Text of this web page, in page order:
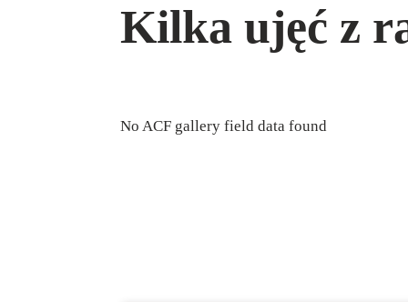
Kilka ujęć z
No ACF gallery field data found